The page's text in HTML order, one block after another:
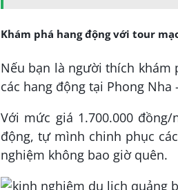
Khám phá hang động với tour
Nếu bạn là người thích khám
các hang động tại Phong Nha
Với mức giá 1.700.000
động, tự mình chinh phục
nghiệm không bao giờ quên.